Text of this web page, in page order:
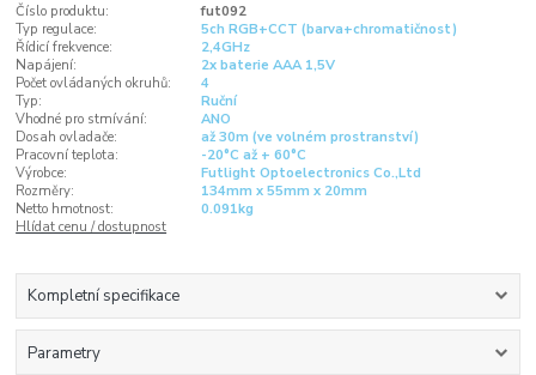
Číslo produktu:
fut092
Typ regulace:
5ch RGB+CCT (barva+chromatičnost)
Řídicí frekvence:
2,4GHz
Napájení:
2x baterie AAA 1,5V
Počet ovládaných okruhů:
4
Typ:
Ruční
Vhodné pro stmívání:
ANO
Dosah ovladače:
až 30m (ve volném prostranství)
Pracovní teplota:
-20°C až + 60°C
Výrobce:
Futlight Optoelectronics Co.,Ltd
Rozměry:
134mm x 55mm x 20mm
Netto hmotnost:
0.091kg
Hlídat cenu / dostupnost
Kompletní specifikace
Parametry